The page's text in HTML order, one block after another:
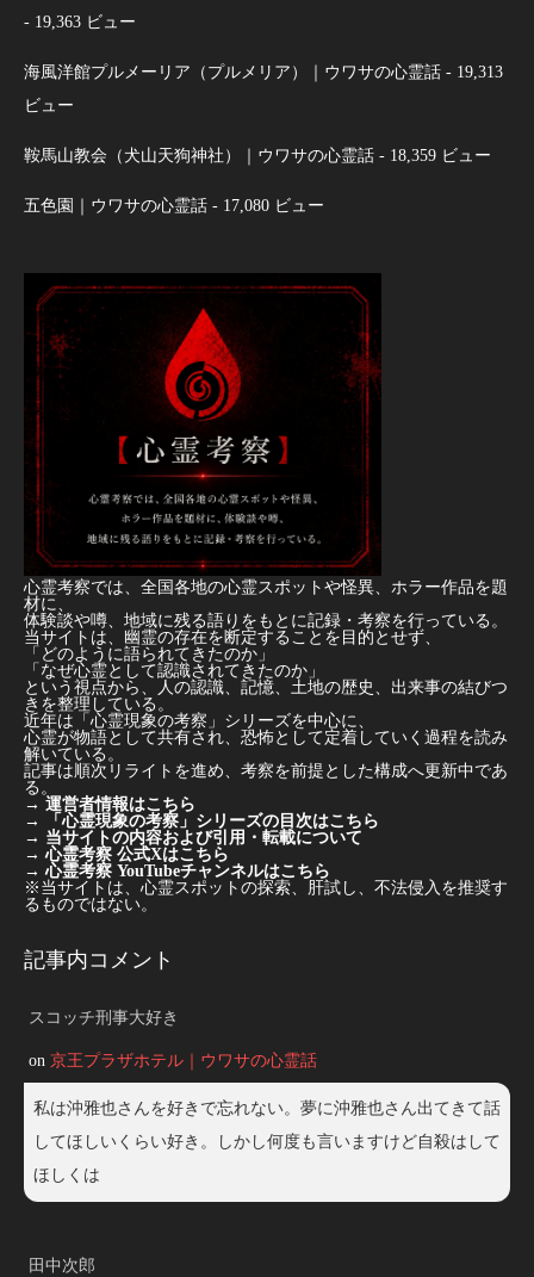
- 19,363 ビュー
海風洋館プルメーリア（プルメリア）｜ウワサの心霊話 - 19,313
ビュー
鞍馬山教会（犬山天狗神社）｜ウワサの心霊話 - 18,359 ビュー
五色園｜ウワサの心霊話 - 17,080 ビュー
心霊考察では、全国各地の心霊スポットや怪異、ホラー作品を題
材に、
体験談や噂、地域に残る語りをもとに記録・考察を行っている。
当サイトは、幽霊の存在を断定することを目的とせず、
「どのように語られてきたのか」
「なぜ心霊として認識されてきたのか」
という視点から、人の認識、記憶、土地の歴史、出来事の結びつ
きを整理している。
近年は「心霊現象の考察」シリーズを中心に、
心霊が物語として共有され、恐怖として定着していく過程を読み
解いている。
記事は順次リライトを進め、考察を前提とした構成へ更新中であ
る。
→ 運営者情報はこちら
→
「心霊現象の考察」シリーズの目次はこちら
→ 当サイトの内容および引用・転載について
→ 心霊考察 公式Xはこちら
→ 心霊考察 YouTubeチャンネルはこちら
※当サイトは、心霊スポットの探索、肝試し、不法侵入を推奨す
るものではない。
記事内コメント
スコッチ刑事大好き
on 京王プラザホテル｜ウワサの心霊話
私は沖雅也さんを好きで忘れない。夢に沖雅也さん出てきて話
してほしいくらい好き。しかし何度も言いますけど自殺はして
ほしくは
田中次郎